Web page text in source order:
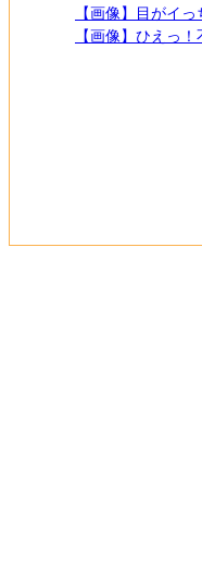
【画像】目がイ
【画像】ひえっ